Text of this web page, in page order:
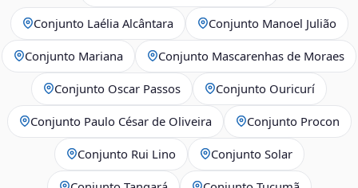
Conjunto Laélia Alcântara Conjunto Manoel Julião
Conjunto Mariana Conjunto Mascarenhas de Moraes
Conjunto Oscar Passos Conjunto Ouricurí
Conjunto Paulo César de Oliveira Conjunto Procon
Conjunto Rui Lino Conjunto Solar